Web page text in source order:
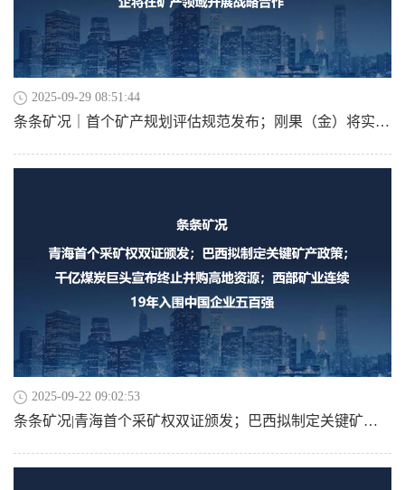
2025-09-29 08:51:44
条条矿况｜首个矿产规划评估规范发布；刚果（金）将实施钴出口配额制；嘉能可拟出售其铜钴矿给美国；重庆三国企将在矿产领域开展战略合作
2025-09-22 09:02:53
条条矿况|青海首个采矿权双证颁发；巴西拟制定关键矿产政策；千亿煤炭巨头宣布终止并购高地资源；西部矿业连续19年入围中国企业五百强